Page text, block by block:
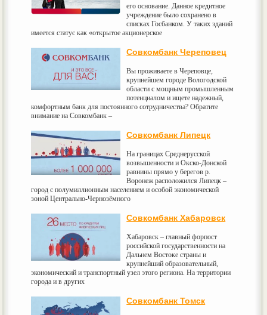
его основание. Данное кредитное
учреждение было сохранено в
списках Госбанком. У таких зданий
имеется статус как «открытое акционерское
Совкомбанк Череповец
Вы проживаете в Череповце,
крупнейшем городе Вологодской
области с мощным промышленным
потенциалом и ищете надежный,
комфортным банк для постоянного сотрудничества? Обратите
внимание на Совкомбанк –
Совкомбанк Липецк
На границах Среднерусской
возвышенности и Окско-Донской
равнины прямо у берегов р.
Воронеж расположился Липецк –
город с полумиллионным населением и особой экономической
зоной Центрально-Чернозёмного
Совкомбанк Хабаровск
Хабаровск – главный форпост
российской государственности на
Дальнем Востоке страны и
крупнейший образовательный,
экономический и транспортный узел этого региона. На территории
города и в других
Совкомбанк Томск